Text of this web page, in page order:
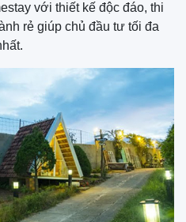
với thiết kế độc đáo, thi
rẻ giúp chủ đầu tư tối đa